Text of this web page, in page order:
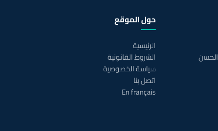
حول الموقع
الرئيسية
الشروط القانونية
سياسة الخصوصية
اتصل بنا
En français